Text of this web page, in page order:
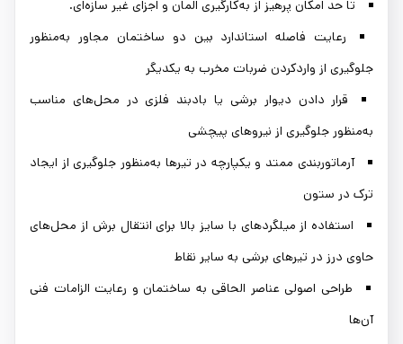
تا حد امکان پرهیز از به‌کارگیری المان و اجزای غیر سازه‌ای.
رعایت فاصله استاندارد بین دو ساختمان مجاور به‌منظور
جلوگیری از واردکردن ضربات مخرب به یکدیگر
قرار دادن دیوار برشی یا بادبند فلزی در محل‌های مناسب
به‌منظور جلوگیری از نیروهای پیچشی
آرماتوربندی ممتد و یکپارچه در تیرها به‌منظور جلوگیری از ایجاد
ترک در ستون
استفاده از میلگردهای با سایز بالا برای انتقال برش از محل‌های
حاوی درز در تیرهای برشی به سایر نقاط
طراحی اصولی عناصر الحاقی به ساختمان و رعایت الزامات فنی
آن‌ها